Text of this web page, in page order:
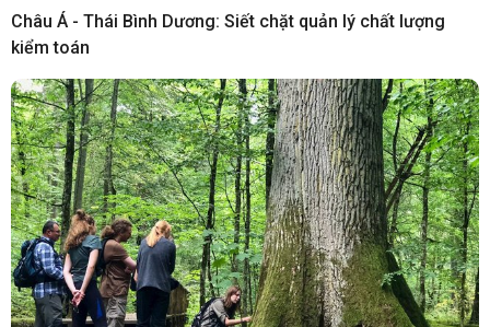
Châu Á - Thái Bình Dương: Siết chặt quản lý chất lượng
kiểm toán